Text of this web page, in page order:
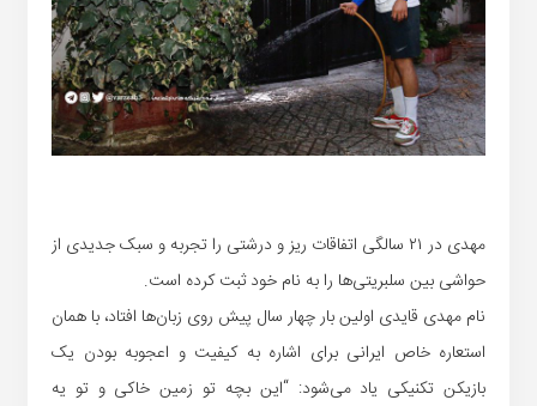
مهدی در ۲۱ سالگی اتفاقات ریز و درشتی را تجربه و سبک جدیدی از
حواشی بین سلبریتی‌ها را به نام خود ثبت کرده است.
نام مهدی قایدی اولین بار چهار سال پیش روی زبان‌ها افتاد، با همان
استعاره خاص ایرانی برای اشاره به کیفیت و اعجوبه بودن یک
بازیکن تکنیکی یاد می‌شود: “این بچه تو زمین خاکی و تو یه